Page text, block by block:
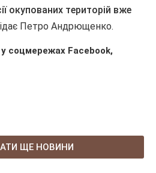
окупованих територій вже
Петро Андрющенко.
соцмережах Facebook,
ЩЕ НОВИНИ